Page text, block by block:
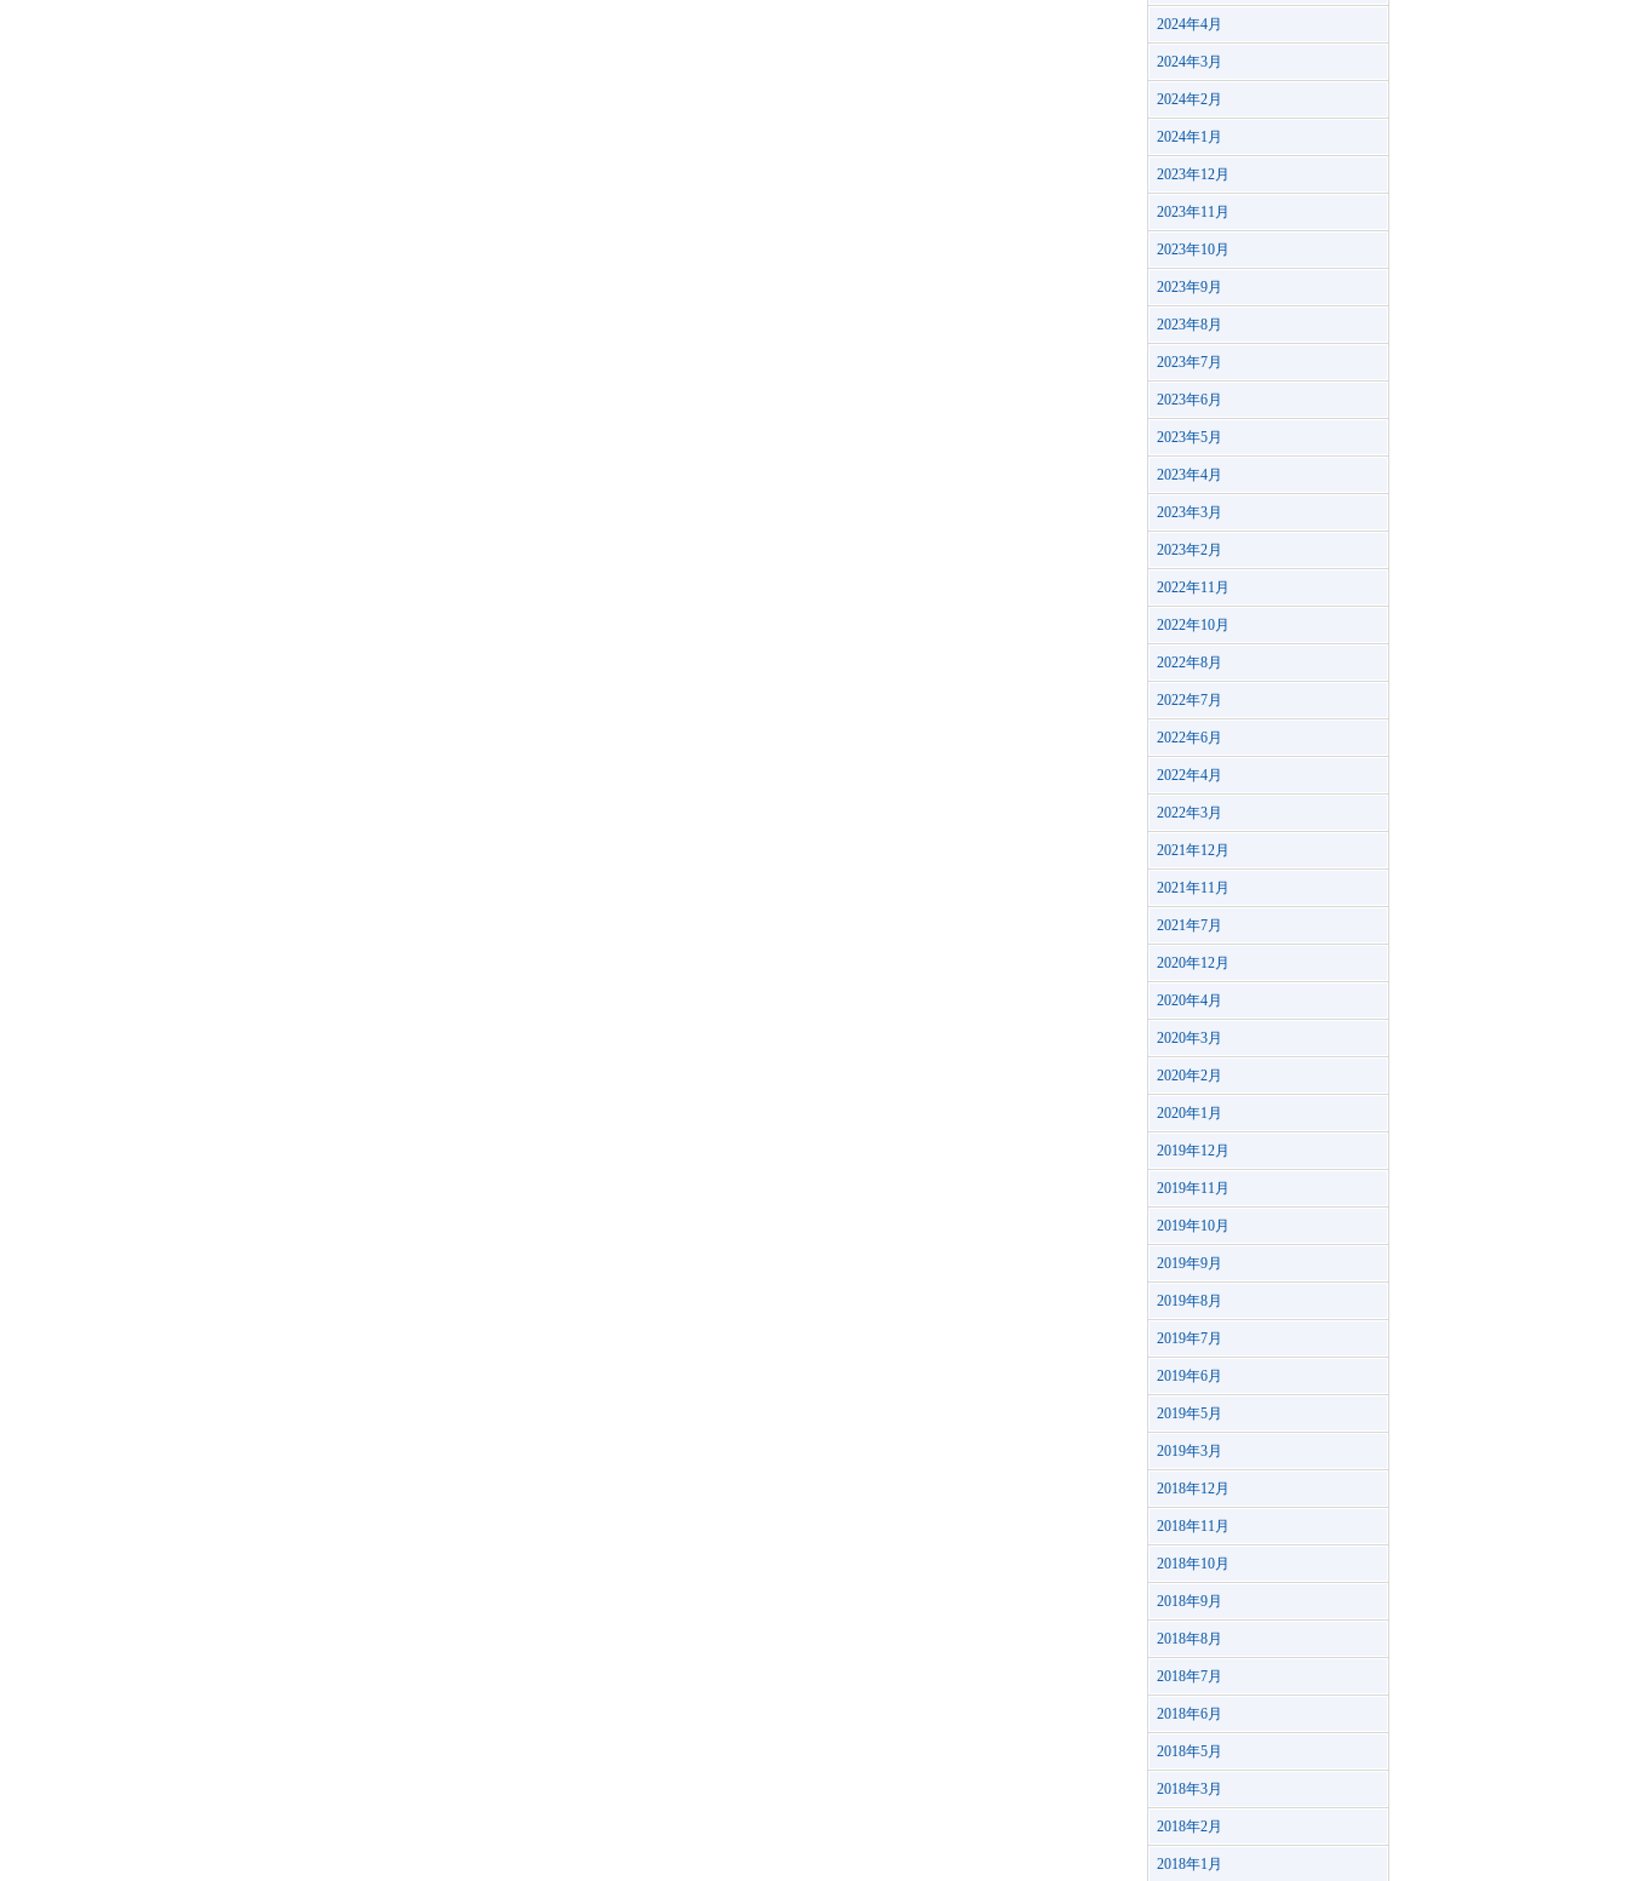
2024年4月
2024年3月
2024年2月
2024年1月
2023年12月
2023年11月
2023年10月
2023年9月
2023年8月
2023年7月
2023年6月
2023年5月
2023年4月
2023年3月
2023年2月
2022年11月
2022年10月
2022年8月
2022年7月
2022年6月
2022年4月
2022年3月
2021年12月
2021年11月
2021年7月
2020年12月
2020年4月
2020年3月
2020年2月
2020年1月
2019年12月
2019年11月
2019年10月
2019年9月
2019年8月
2019年7月
2019年6月
2019年5月
2019年3月
2018年12月
2018年11月
2018年10月
2018年9月
2018年8月
2018年7月
2018年6月
2018年5月
2018年3月
2018年2月
2018年1月